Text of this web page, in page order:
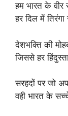
हम भारत के
हर दिल में
देशभक्ति की
जिससे हर
सरहदों पर जो
वही भारत के